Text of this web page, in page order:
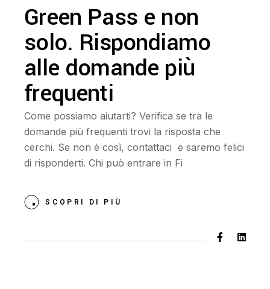
Green Pass e non
solo. Rispondiamo
alle domande più
frequenti
Come possiamo aiutarti? Verifica se tra le
domande più frequenti trovi la risposta che
cerchi. Se non è così, contattaci e saremo felici
di risponderti. Chi può entrare in Fi
SCOPRI DI PIÙ